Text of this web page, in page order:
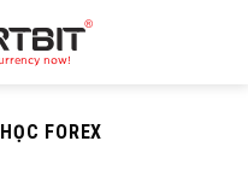
HỌC FOREX